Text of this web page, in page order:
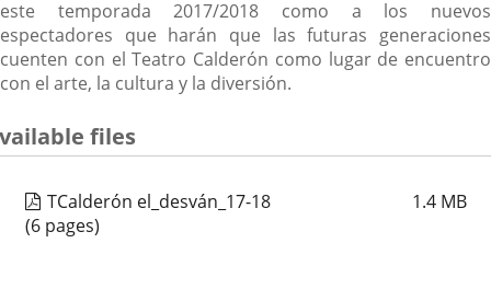
este temporada 2017/2018 como a los nuevos
espectadores que harán que las futuras generaciones
cuenten con el Teatro Calderón como lugar de encuentro
con el arte, la cultura y la diversión.
files
TCalderón el_desván_17-18 1.4 MB
(6 pages)